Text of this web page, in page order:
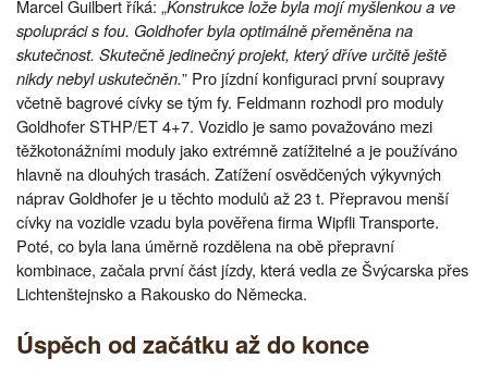
Marcel Guilbert říká: „Konstrukce lože byla mojí myšlenkou a ve
spolupráci s fou. Goldhofer byla optimálně přeměněna na
skutečnost. Skutečně jedinečný projekt, který dříve určitě ještě
nikdy nebyl uskutečněn.” Pro jízdní konfiguraci první soupravy
včetně bagrové cívky se tým fy. Feldmann rozhodl pro moduly
Goldhofer STHP/ET 4+7. Vozidlo je samo považováno mezi
těžkotonážními moduly jako extrémně zatížitelné a je používáno
hlavně na dlouhých trasách. Zatížení osvědčených výkyvných
náprav Goldhofer je u těchto modulů až 23 t. Přepravou menší
cívky na vozidle vzadu byla pověřena firma Wipfli Transporte.
Poté, co byla lana úměrně rozdělena na obě přepravní
kombinace, začala první část jízdy, která vedla ze Švýcarska přes
Lichtenštejnsko a Rakousko do Německa.
Úspěch od začátku až do konce